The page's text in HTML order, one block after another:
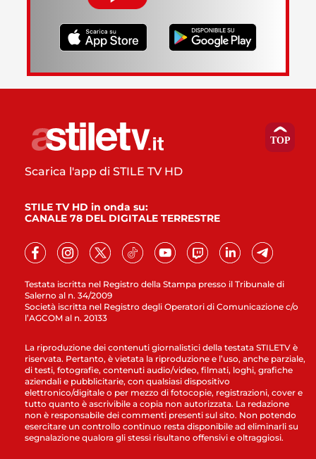
Testata iscritta nel Registro della Stampa presso il Tribunale di
Salerno al n. 34/2009
Società iscritta nel Registro degli Operatori di Comunicazione c/o
l’AGCOM al n. 20133
Scarica l'app di STILE TV HD
STILE TV HD in onda su:
CANALE 78 DEL DIGITALE TERRESTRE
La riproduzione dei contenuti giornalistici della testata STILETV è
riservata. Pertanto, è vietata la riproduzione e l’uso, anche parziale,
di testi, fotografie, contenuti audio/video, filmati, loghi, grafiche
aziendali e pubblicitarie, con qualsiasi dispositivo
elettronico/digitale o per mezzo di fotocopie, registrazioni, cover e
tutto quanto è ascrivibile a copia non autorizzata. La redazione
non è responsabile dei commenti presenti sul sito. Non potendo
esercitare un controllo continuo resta disponibile ad eliminarli su
segnalazione qualora gli stessi risultano offensivi e oltraggiosi.